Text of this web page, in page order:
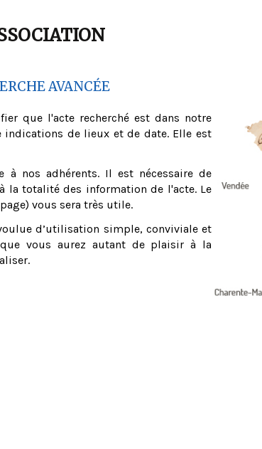
AVANCÉE
que l'acte recherché est dans notre
indications de lieux et de date. Elle est
à nos adhérents. Il est nécessaire de
la totalité des information de l'acte. Le
vous sera très utile.
d’utilisation simple, conviviale et
que vous aurez autant de plaisir à la